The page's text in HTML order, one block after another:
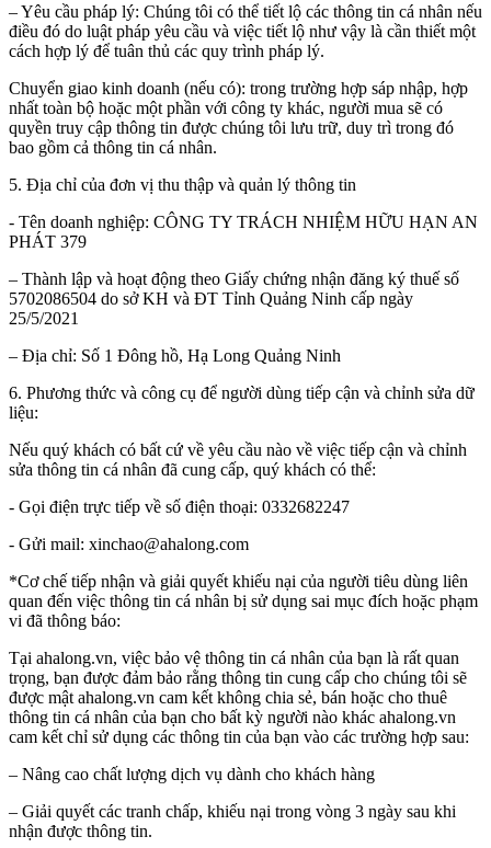
– Yêu cầu pháp lý: Chúng tôi có thể tiết lộ các thông tin cá nhân nếu
điều đó do luật pháp yêu cầu và việc tiết lộ như vậy là cần thiết một
cách hợp lý để tuân thủ các quy trình pháp lý.
Chuyển giao kinh doanh (nếu có): trong trường hợp sáp nhập, hợp
nhất toàn bộ hoặc một phần với công ty khác, người mua sẽ có
quyền truy cập thông tin được chúng tôi lưu trữ, duy trì trong đó
bao gồm cả thông tin cá nhân.
5. Địa chỉ của đơn vị thu thập và quản lý thông tin
- Tên doanh nghiệp: CÔNG TY TRÁCH NHIỆM HỮU HẠN AN
PHÁT 379
– Thành lập và hoạt động theo Giấy chứng nhận đăng ký thuế số
5702086504 do sở KH và ĐT Tỉnh Quảng Ninh cấp ngày
25/5/2021
– Địa chỉ: Số 1 Đông hồ, Hạ Long Quảng Ninh
6. Phương thức và công cụ để người dùng tiếp cận và chỉnh sửa dữ
liệu:
Nếu quý khách có bất cứ về yêu cầu nào về việc tiếp cận và chỉnh
sửa thông tin cá nhân đã cung cấp, quý khách có thể:
- Gọi điện trực tiếp về số điện thoại: 0332682247
- Gửi mail: xinchao@ahalong.com
*Cơ chế tiếp nhận và giải quyết khiếu nại của người tiêu dùng liên
quan đến việc thông tin cá nhân bị sử dụng sai mục đích hoặc phạm
vi đã thông báo:
Tại ahalong.vn, việc bảo vệ thông tin cá nhân của bạn là rất quan
trọng, bạn được đảm bảo rằng thông tin cung cấp cho chúng tôi sẽ
được mật ahalong.vn cam kết không chia sẻ, bán hoặc cho thuê
thông tin cá nhân của bạn cho bất kỳ người nào khác ahalong.vn
cam kết chỉ sử dụng các thông tin của bạn vào các trường hợp sau:
– Nâng cao chất lượng dịch vụ dành cho khách hàng
– Giải quyết các tranh chấp, khiếu nại trong vòng 3 ngày sau khi
nhận được thông tin.